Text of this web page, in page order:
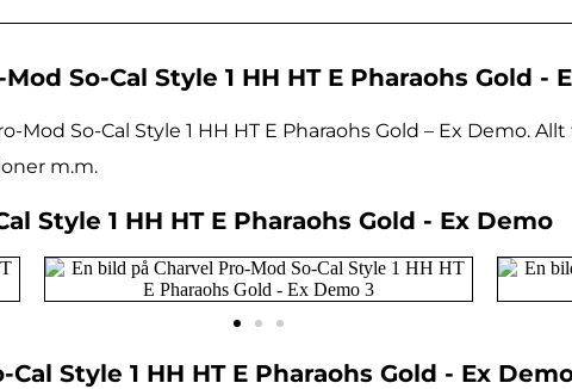
So-Cal Style 1 HH HT E Pharaohs Gold -
So-Cal Style 1 HH HT E Pharaohs Gold – Ex Demo.
m.m.
Style 1 HH HT E Pharaohs Gold - Ex Demo
Style 1 HH HT E Pharaohs Gold - Ex